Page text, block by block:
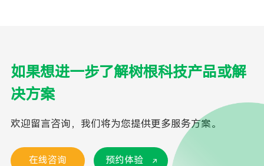
如果想进一步了解树根科技产品或解
决方案
欢迎留言咨询，我们将为您提供更多服务方案。
在线咨询 预约体验